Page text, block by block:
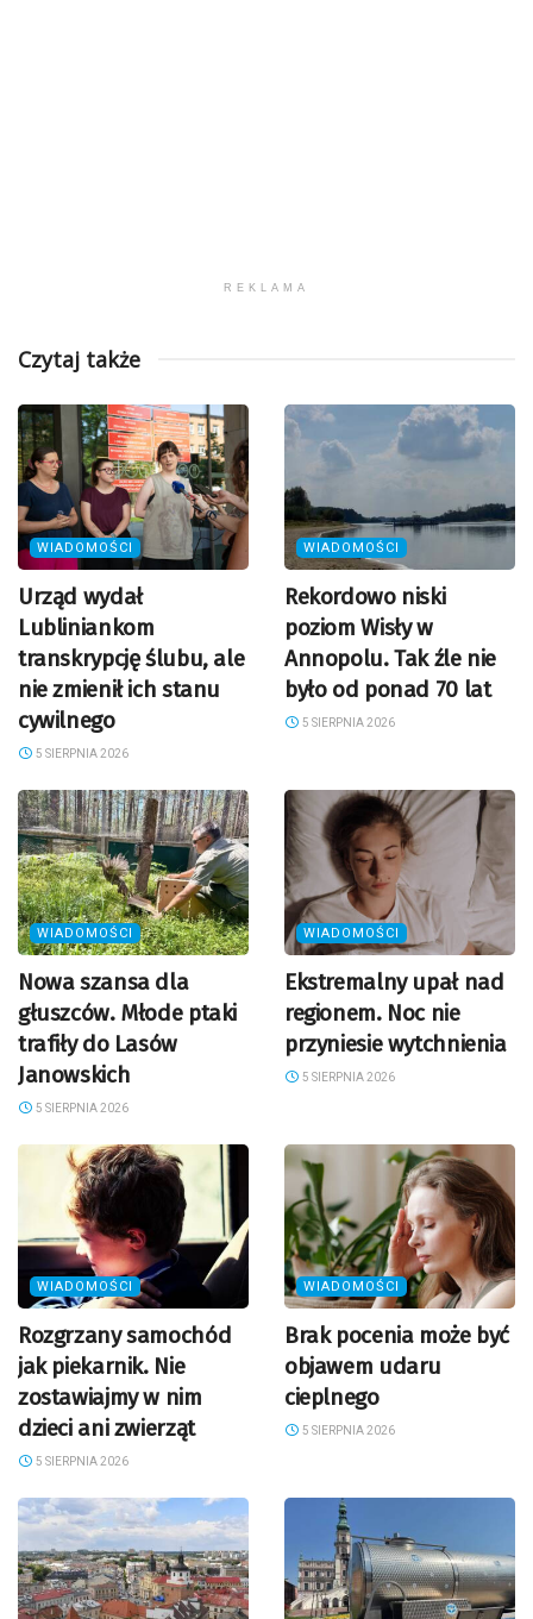
REKLAMA
Czytaj także
WIADOMOŚCI
Urząd wydał
Lubliniankom
transkrypcję ślubu, ale
nie zmienił ich stanu
cywilnego
5 SIERPNIA 2026
WIADOMOŚCI
Rekordowo niski
poziom Wisły w
Annopolu. Tak źle nie
było od ponad 70 lat
5 SIERPNIA 2026
WIADOMOŚCI
Nowa szansa dla
głuszców. Młode ptaki
trafiły do Lasów
Janowskich
5 SIERPNIA 2026
WIADOMOŚCI
Ekstremalny upał nad
regionem. Noc nie
przyniesie wytchnienia
5 SIERPNIA 2026
WIADOMOŚCI
Rozgrzany samochód
jak piekarnik. Nie
zostawiajmy w nim
dzieci ani zwierząt
5 SIERPNIA 2026
WIADOMOŚCI
Brak pocenia może być
objawem udaru
cieplnego
5 SIERPNIA 2026